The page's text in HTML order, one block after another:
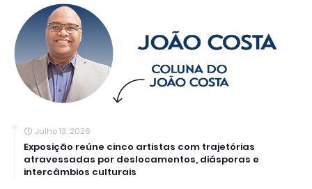
Julho 13, 2026
Exposição reúne cinco artistas com trajetórias
atravessadas por deslocamentos, diásporas e
intercâmbios culturais